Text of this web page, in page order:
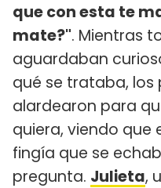
que con esta te
mate?". Mientras
aguardaban
qué se trataba,
alardearon para
quiera, viendo que
fingía que se
pregunta. Julieta,